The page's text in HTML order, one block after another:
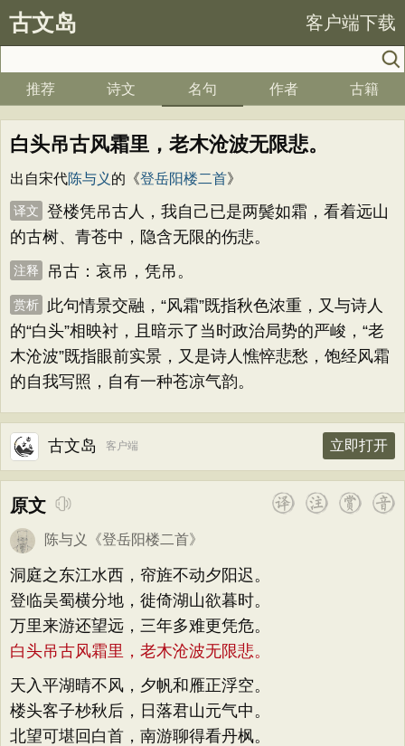
古文岛 客户端下载
推荐 诗文 名句 作者 古籍
白头吊古风霜里，老木沧波无限悲。
出自宋代陈与义 的《登岳阳楼二首》
译文
登楼凭吊古人，我自己已是两鬓如霜，看着远山
的古树、青苍中，隐含无限的伤悲。
注释 吊古：哀吊，凭吊。
赏析
此句情景交融，“风霜”既指秋色浓重，又与诗人
的“白头”相映衬，且暗示了当时政治局势的严峻，“老
木沧波”既指眼前实景，又是诗人憔悴悲愁，饱经风霜
的自我写照，自有一种苍凉气韵。
古文岛 客户端 立即打开
原文
陈与义 《登岳阳楼二首》
洞庭之东江水西，帘旌不动夕阳迟。
登临吴蜀横分地，徙倚湖山欲暮时。
万里来游还望远，三年多难更凭危。
白头吊古风霜里，老木沧波无限悲。
天入平湖晴不风，夕帆和雁正浮空。
楼头客子杪秋后，日落君山元气中。
北望可堪回白首，南游聊得看丹枫。